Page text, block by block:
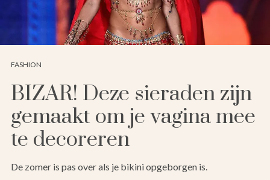
FASHION
BIZAR! Deze sieraden zijn
gemaakt om je vagina mee
te decoreren
De zomer is pas over als je bikini opgeborgen is.